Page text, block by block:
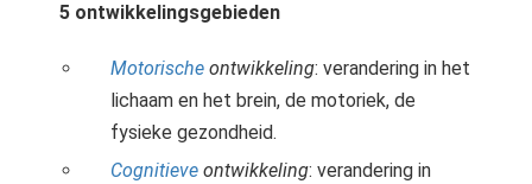
5 ontwikkelingsgebieden
Motorische ontwikkeling: verandering in het
lichaam en het brein, de motoriek, de
fysieke gezondheid.
Cognitieve ontwikkeling: verandering in